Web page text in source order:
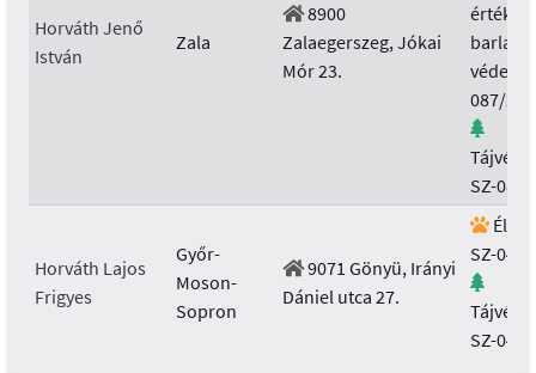
Horváth Jenő
István
Zala
8900
Zalaegerszeg, Jókai
Mór 23.
értékek
087/
SZ-
Horváth Lajos
Frigyes
Győr-
Moson-
Sopron
9071 Gönyü, Irányi
Dániel utca 27.
SZ-
SZ-